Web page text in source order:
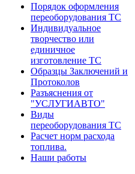
Порядок оформления
переоборудования ТС
Индивидуальное
творчество или
единичное
изготовление ТС
Образцы Заключений и
Протоколов
Разъяснения от
"УСЛУГИАВТО"
Виды
переоборудования ТС
Расчет норм расхода
топлива.
Наши работы